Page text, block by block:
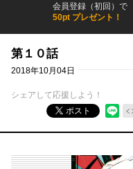
会員登録（初回）で
50pt プレゼント！
第１０話
2018年10月04日
シェアして応援しよう！
ポスト